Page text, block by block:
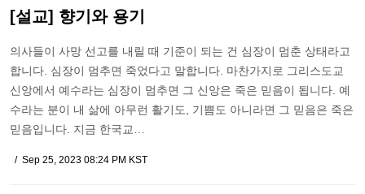
[설교] 향기와 용기
의사들이 사망 선고를 내릴 때 기준이 되는 건 심장이 멈춘 상태라고
합니다. 심장이 멈추면 죽었다고 말합니다. 마찬가지로 그리스도교
신앙에서 예수라는 심장이 멈추면 그 신앙은 죽은 믿음이 됩니다. 예
수라는 분이 내 삶에 아무런 활기도, 기쁨도 아니라면 그 믿음은 죽은
믿음입니다. 지금 한국교…
Sep 25, 2023 08:24 PM KST